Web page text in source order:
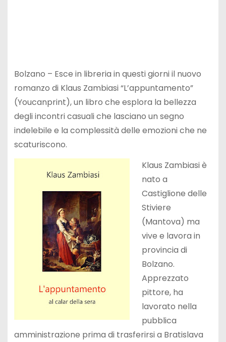
Bolzano – Esce in libreria in questi giorni il nuovo
romanzo di Klaus Zambiasi “L’appuntamento”
(Youcanprint), un libro che esplora la bellezza
degli incontri casuali che lasciano un segno
indelebile e la complessità delle emozioni che ne
scaturiscono.
Klaus Zambiasi è
nato a
Castiglione delle
Stiviere
(Mantova) ma
vive e lavora in
provincia di
Bolzano.
Apprezzato
pittore, ha
lavorato nella
pubblica
amministrazione prima di trasferirsi a Bratislava